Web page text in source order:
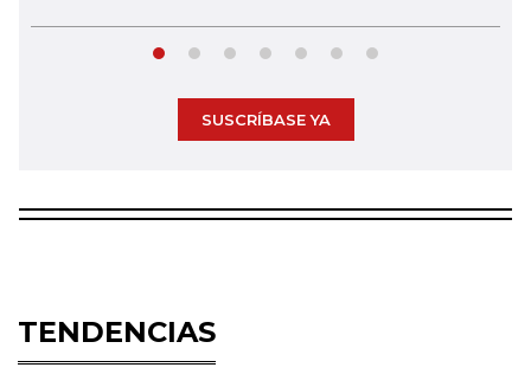
SUSCRÍBASE YA
TENDENCIAS